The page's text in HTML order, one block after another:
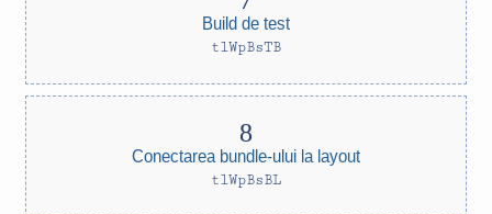
Build de test
tlWpBsTB
Conectarea bundle-ului la layout
tlWpBsBL